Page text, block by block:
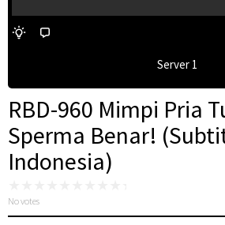
Server 1
RBD-960 Mimpi Pria
Sperma Benar!
Indonesia)
No votes